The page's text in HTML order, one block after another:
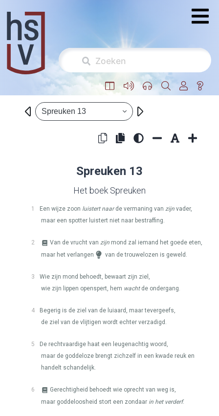
Spreuken 13
Spreuken 13
Het boek Spreuken
1 Een wijze zoon luistert naarde vermaning van zijn vader,
maar een spotter luistert niet naar bestraffing.
2 Van de vrucht van zijn mond zal iemand het goede eten,
maar het verlangen
van de trouwelozen is geweld.
3
Wie zijn mond behoedt, bewaart zijn ziel,
wie zijn lippen openspert, hem wachtde ondergang.
4
Begerig is de ziel van de luiaard, maar tevergeefs,
de ziel van de vlijtigen wordt echter verzadigd.
5
De rechtvaardige haat een leugenachtig woord,
maar de goddeloze brengt zichzelf in een kwade reuk en
handelt schandelijk.
6
Gerechtigheid behoedt wie oprecht van weg is,
maar goddeloosheid stort een zondaar in het verderf.